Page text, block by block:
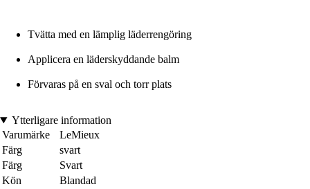
Tvätta med en lämplig läderrengöring
Applicera en läderskyddande balm
Förvaras på en sval och torr plats
Ytterligare information
Varumärke
LeMieux
Färg
svart
Färg
Svart
Kön
Blandad